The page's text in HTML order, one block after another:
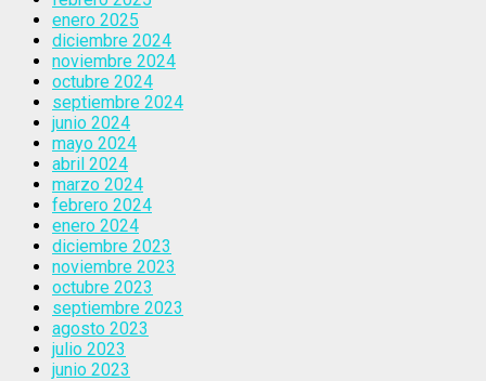
enero 2025
diciembre 2024
noviembre 2024
octubre 2024
septiembre 2024
junio 2024
mayo 2024
abril 2024
marzo 2024
febrero 2024
enero 2024
diciembre 2023
noviembre 2023
octubre 2023
septiembre 2023
agosto 2023
julio 2023
junio 2023